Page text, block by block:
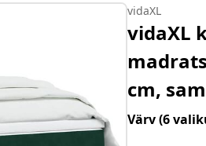
vidaXL
vidaXL
cm,
Värv(6